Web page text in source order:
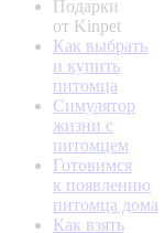
Подарки
от Kinpet
Как выбрать
и купить
питомца
Симулятор
жизни с
питомцем
Готовимся
к появлению
питомца дома
Как взять